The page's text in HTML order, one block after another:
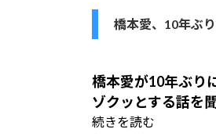
橋本愛、10年ぶ
橋本愛が10年ぶり
ゾクッとする話を
続きを読む